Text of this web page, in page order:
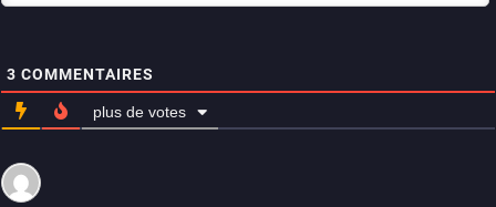
3 COMMENTAIRES
plus de votes